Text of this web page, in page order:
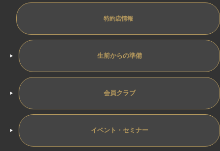
特約店情報
生前からの準備
会員クラブ
イベント・セミナー